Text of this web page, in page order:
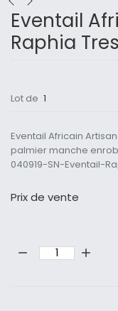
Eventail
Raphia
Lot de 1
Eventail Africain
palmier manche
040919-SN-Eventail-
Prix ​​de vente